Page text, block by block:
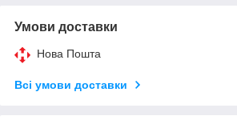
Умови доставки
Нова Пошта
Всі умови доставки